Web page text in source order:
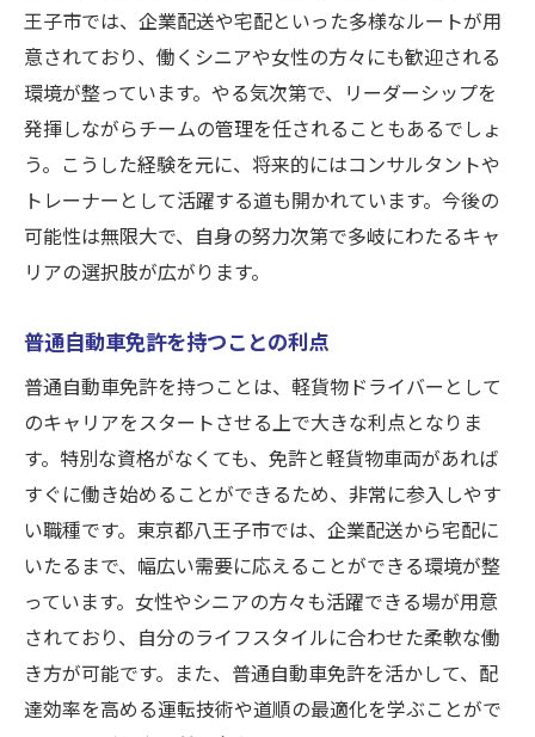
王子市では、企業配送や宅配といった多様なルートが用
意されており、働くシニアや女性の方々にも歓迎される
環境が整っています。やる気次第で、リーダーシップを
発揮しながらチームの管理を任されることもあるでしょ
う。こうした経験を元に、将来的にはコンサルタントや
トレーナーとして活躍する道も開かれています。今後の
可能性は無限大で、自身の努力次第で多岐にわたるキャ
リアの選択肢が広がります。
普通自動車免許を持つことの利点
普通自動車免許を持つことは、軽貨物ドライバーとして
のキャリアをスタートさせる上で大きな利点となりま
す。特別な資格がなくても、免許と軽貨物車両があれば
すぐに働き始めることができるため、非常に参入しやす
い職種です。東京都八王子市では、企業配送から宅配に
いたるまで、幅広い需要に応えることができる環境が整
っています。女性やシニアの方々も活躍できる場が用意
されており、自分のライフスタイルに合わせた柔軟な働
き方が可能です。また、普通自動車免許を活かして、配
達効率を高める運転技術や道順の最適化を学ぶことがで